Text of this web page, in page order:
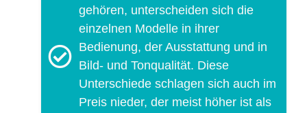
gehören, unterscheiden sich die
einzelnen Modelle in ihrer
Bedienung, der Ausstattung und in
Bild- und Tonqualität. Diese
Unterschiede schlagen sich auch im
Preis nieder, der meist höher ist als